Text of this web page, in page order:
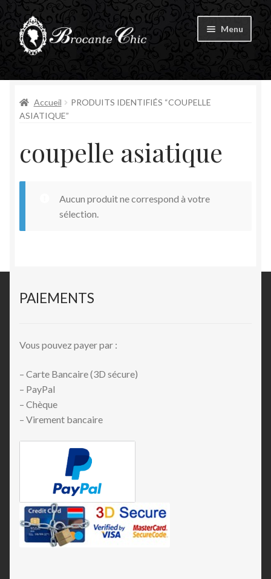
Aller
à
la
Aller
au
contenu
Menu
le
Tous les produits
Mon compte
Accueil
PRODUITS IDENTIFIÉS “COUPELLE
ASIATIQUE”
coupelle asiatique
Aucun produit ne correspond à votre
sélection.
PAIEMENTS
Vous pouvez payer par :
– Carte Bancaire (3D sécure)
– PayPal
– Chèque
– Virement bancaire